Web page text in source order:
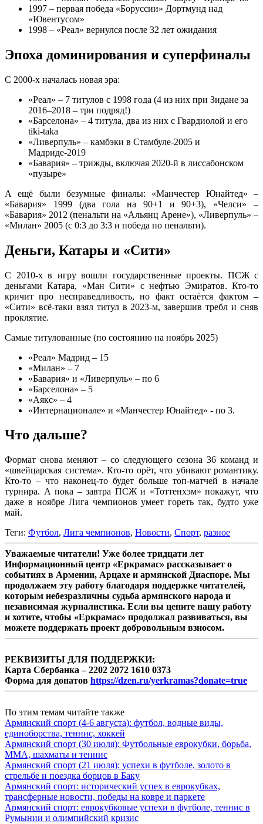
1997 – первая победа «Боруссии» Дортмунд над
«Ювентусом»
1998 – «Реал» вернулся после 32 лет ожидания
Эпоха доминирования и суперфиналы
С 2000-х началась новая эра:
«Реал» – 7 титулов с 1998 года (4 из них при Зидане за
2016–2018 – три подряд!)
«Барселона» – 4 титула, два из них с Гвардиолой и его
tiki-taka
«Ливерпуль» – камбэки в Стамбуле-2005 и
Мадриде-2019
«Бавария» – трижды, включая 2020-й в лиссабонском
«пузыре»
А ещё были безумные финалы: «Манчестер Юнайтед» –
«Бавария» 1999 (два гола на 90+1 и 90+3), «Челси» –
«Бавария» 2012 (пенальти на «Альянц Арене»), «Ливерпуль» –
«Милан» 2005 (с 0:3 до 3:3 и победа по пенальти).
Деньги, Катары и «Сити»
С 2010-х в игру вошли государственные проекты. ПСЖ с
деньгами Катара, «Ман Сити» с нефтью Эмиратов. Кто-то
кричит про несправедливость, но факт остаётся фактом –
«Сити» всё-таки взял титул в 2023-м, завершив требл и сняв
проклятие.
Самые титулованные (по состоянию на ноябрь 2025)
«Реал» Мадрид – 15
«Милан» – 7
«Бавария» и «Ливерпуль» – по 6
«Барселона» – 5
«Аякс» – 4
«Интернационале» и «Манчестер Юнайтед» - по 3.
Что дальше?
Формат снова меняют – со следующего сезона 36 команд и
«швейцарская система». Кто-то орёт, что убивают романтику.
Кто-то – что наконец-то будет больше топ-матчей в начале
турнира. А пока – завтра ПСЖ и «Тоттенхэм» покажут, что
даже в ноябре Лига чемпионов умеет гореть так, будто уже
май.
Теги: Футбол, Лига чемпионов, Новости, Спорт, разное
Уважаемые читатели! Уже более тридцати лет
Информационный центр «Еркрамас» рассказывает о
событиях в Армении, Арцахе и армянской Диаспоре. Мы
продолжаем эту работу благодаря поддержке читателей,
которым небезразличны судьба армянского народа и
независимая журналистика. Если вы цените нашу работу
и хотите, чтобы «Еркрамас» продолжал развиваться, вы
можете поддержать проект добровольным взносом.
РЕКВИЗИТЫ ДЛЯ ПОДДЕРЖКИ:
Карта Сбербанка – 2202 2072 1610 0373
Форма для донатов https://dzen.ru/yerkramas?donate=true
По этим темам читайте также
Армянский спорт (4-6 августа): футбол, водные виды,
единоборства, теннис, хоккей
Армянский спорт (30 июля): Футбольные еврокубки, борьба,
MMA, шахматы и теннис
Армянский спорт (21 июля): успехи в футболе, золото в
стрельбе и поездка борцов в Баку
Армянский спорт: исторический успех в еврокубках,
трансферные новости, победы на ковре и паркете
Армянский спорт: еврокубковые успехи в футболе, теннис в
Румынии и олимпийский кризис